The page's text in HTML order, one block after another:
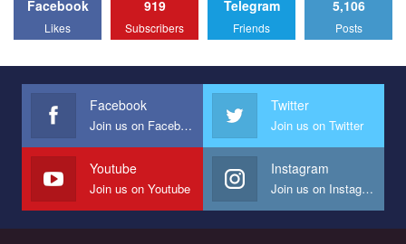
Facebook
Likes
919
Subscribers
Telegram
Friends
5,106
Posts
Facebook
Join us on Facebook
Twitter
Join us on Twitter
Youtube
Join us on Youtube
Instagram
Join us on Instagram